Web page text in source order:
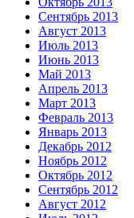
Сентябрь 2013
Август 2013
Июль 2013
Июнь 2013
Май 2013
Апрель 2013
Март 2013
Февраль 2013
Январь 2013
Декабрь 2012
Ноябрь 2012
Октябрь 2012
Сентябрь 2012
Август 2012